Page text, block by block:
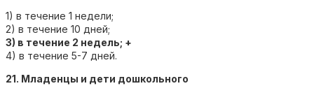
1) в течение 1 недели;
2) в течение 10 дней;
3) в течение 2 недель; +
4) в течение 5-7 дней.
21. Младенцы и дети дошкольного